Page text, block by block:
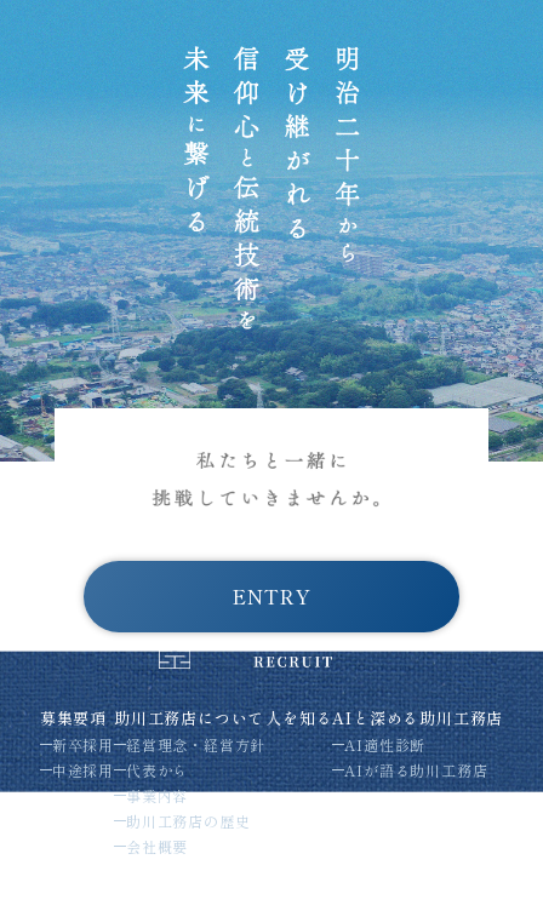
ENTRY
募集要項
新卒採用
中途採用
助川工務店について
経営理念・経営方針
代表から
事業内容
助川工務店の歴史
会社概要
人を知るAIと深める助川工務店
AI適性診断
AIが語る助川工務店